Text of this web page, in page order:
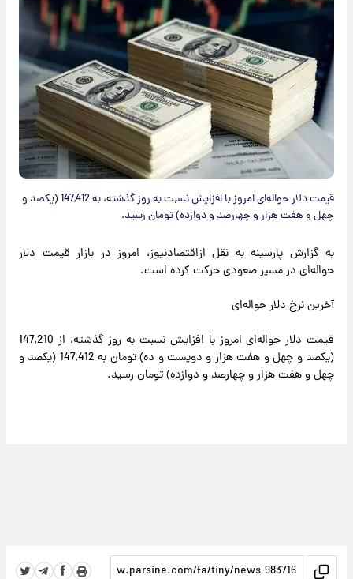
قیمت دلار حواله‌ای امروز با افزایش نسبت به روز گذشته، به 147,412 (یکصد و
چهل و هفت هزار و چهارصد و دوازده) تومان رسید.
به گزارش پارسینه به نقل ازاقتصادنیوز، امروز در بازار قیمت دلار
حواله‌ای در مسیر صعودی حرکت کرده است.
آخرین نرخ دلار حواله‌ای
قیمت دلار حواله‌ای امروز با افزایش نسبت به روز گذشته، از 147,210
(یکصد و چهل و هفت هزار و دویست و ده) تومان به 147,412 (یکصد و
چهل و هفت هزار و چهارصد و دوازده) تومان رسید.